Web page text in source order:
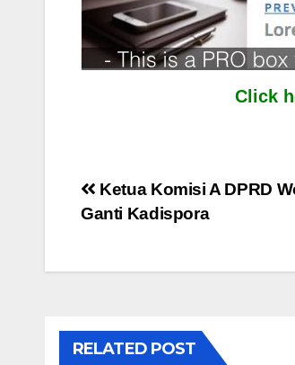
Click
Post
navigation
Ketua Komisi A DPRD
Ganti Kadispora
RELATED POST